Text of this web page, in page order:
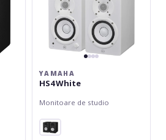
YAMAHA
HS4 White
Monitoare de studio